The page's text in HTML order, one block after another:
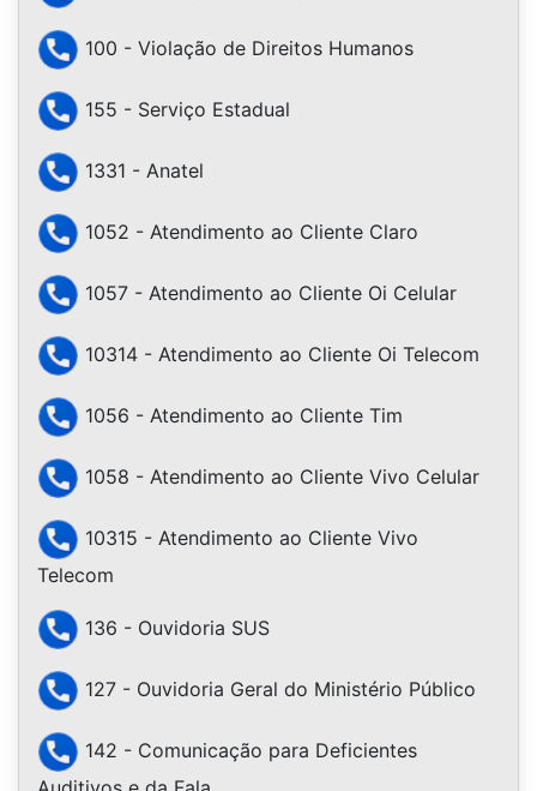
100 - Violação de Direitos Humanos
155 - Serviço Estadual
1331 - Anatel
1052 - Atendimento ao Cliente Claro
1057 - Atendimento ao Cliente Oi Celular
10314 - Atendimento ao Cliente Oi Telecom
1056 - Atendimento ao Cliente Tim
1058 - Atendimento ao Cliente Vivo Celular
10315 - Atendimento ao Cliente Vivo
Telecom
136 - Ouvidoria SUS
127 - Ouvidoria Geral do Ministério Público
142 - Comunicação para Deficientes